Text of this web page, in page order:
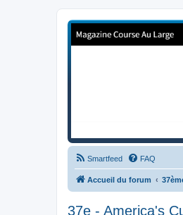
Forum de Cup
Smartfeed FAQ
Accueil du forum
37e - America's